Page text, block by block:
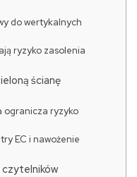
do wertykalnych
ryzyko zasolenia
ścianę
ogranicza ryzyko
EC i nawożenie